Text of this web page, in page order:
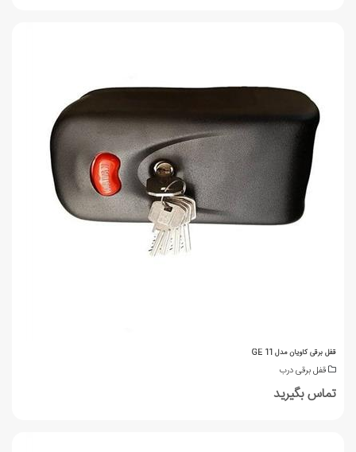
قفل برقی کاویان مدل GE 11
قفل برقی درب
تماس بگیرید